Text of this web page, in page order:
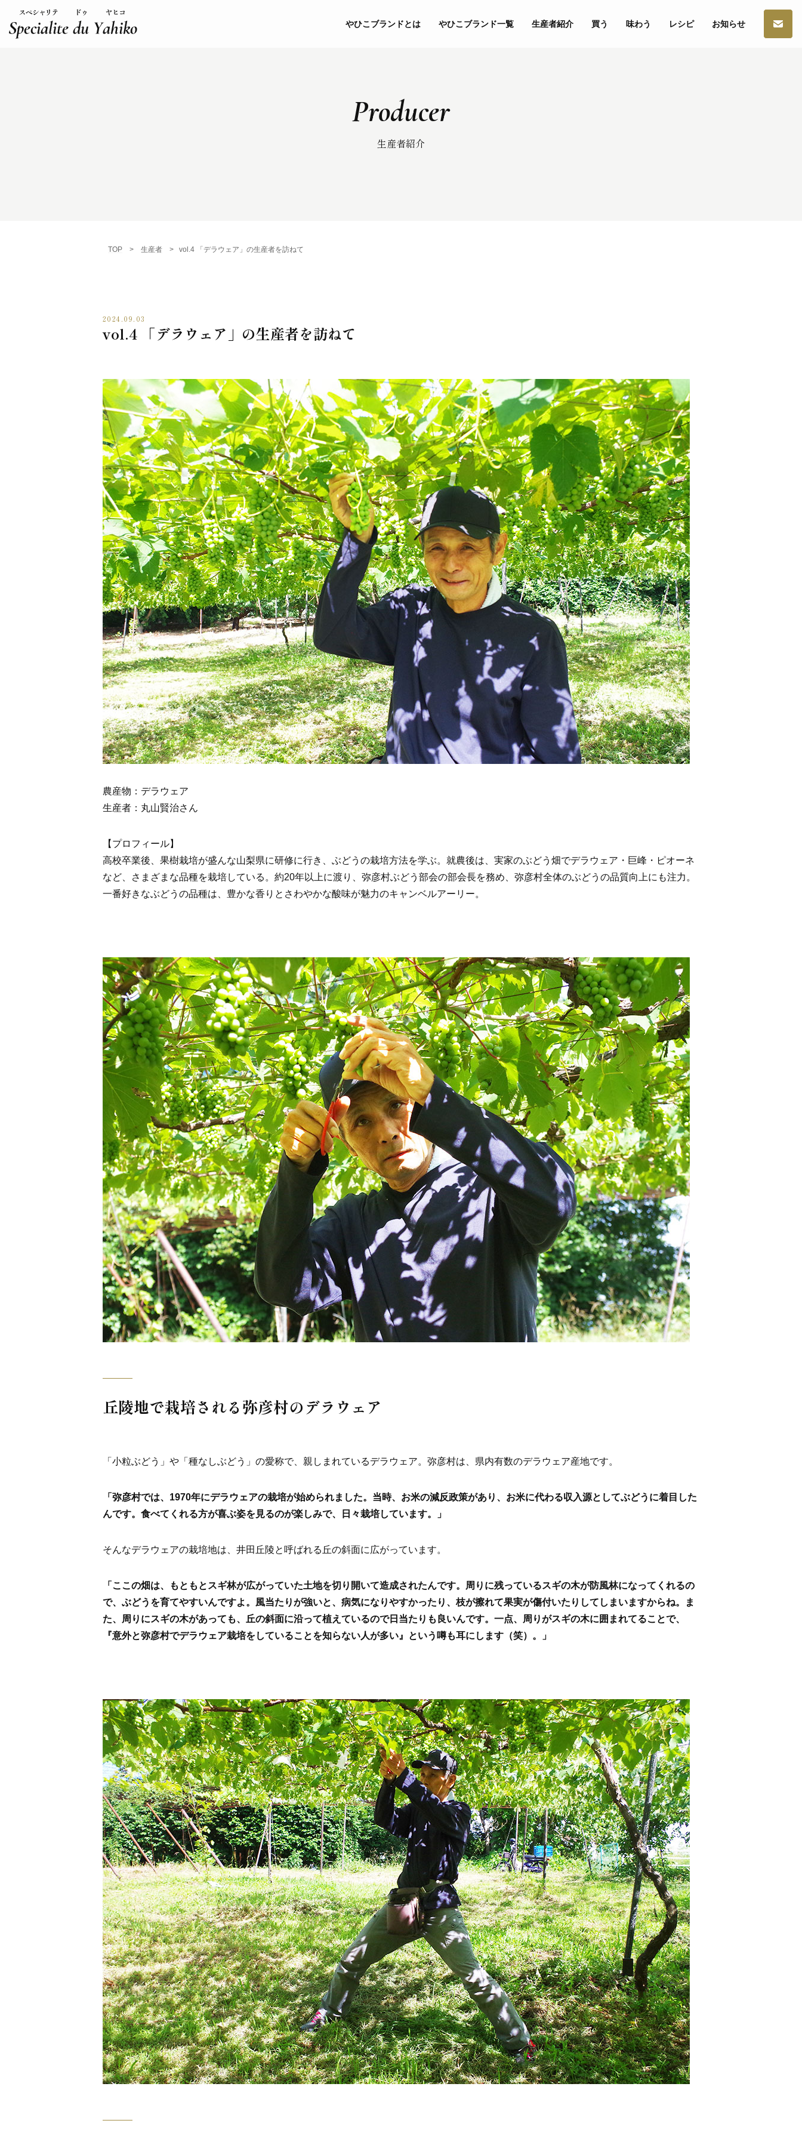
やひこブランドとは やひこブランド一覧 生産者紹介 買う 味わう レシピ お知らせ
Producer
生産者紹介
TOP > 生産者 > vol.4 「デラウェア」の生産者を訪ねて
2024.09.03
vol.4 「デラウェア」の生産者を訪ねて
農産物：デラウェア
生産者：丸山賢治さん
【プロフィール】
高校卒業後、果樹栽培が盛んな山梨県に研修に行き、ぶどうの栽培方法を学ぶ。就農後は、実家のぶどう畑でデラウェア・巨峰・ピオーネ
など、さまざまな品種を栽培している。約20年以上に渡り、弥彦村ぶどう部会の部会長を務め、弥彦村全体のぶどうの品質向上にも注力。
一番好きなぶどうの品種は、豊かな香りとさわやかな酸味が魅力のキャンベルアーリー。
丘陵地で栽培される弥彦村のデラウェア
「小粒ぶどう」や「種なしぶどう」の愛称で、親しまれているデラウェア。弥彦村は、県内有数のデラウェア産地です。
「弥彦村では、1970年にデラウェアの栽培が始められました。当時、お米の減反政策があり、お米に代わる収入源としてぶどうに着目した
んです。食べてくれる方が喜ぶ姿を見るのが楽しみで、日々栽培しています。」
そんなデラウェアの栽培地は、井田丘陵と呼ばれる丘の斜面に広がっています。
「ここの畑は、もともとスギ林が広がっていた土地を切り開いて造成されたんです。周りに残っているスギの木が防風林になってくれるの
で、ぶどうを育てやすいんですよ。風当たりが強いと、病気になりやすかったり、枝が擦れて果実が傷付いたりしてしまいますからね。ま
た、周りにスギの木があっても、丘の斜面に沿って植えているので日当たりも良いんです。一点、周りがスギの木に囲まれてることで、
『意外と弥彦村でデラウェア栽培をしていることを知らない人が多い』という噂も耳にします（笑）。」